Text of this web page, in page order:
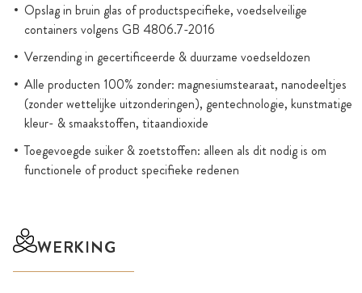
Opslag in bruin glas of productspecifieke, voedselveilige
containers volgens GB 4806.7-2016
Verzending in gecertificeerde & duurzame voedseldozen
Alle producten 100% zonder: magnesiumstearaat, nanodeeltjes
(zonder wettelijke uitzonderingen), gentechnologie, kunstmatige
kleur- & smaakstoffen, titaandioxide
Toegevoegde suiker & zoetstoffen: alleen als dit nodig is om
functionele of product specifieke redenen
WERKING